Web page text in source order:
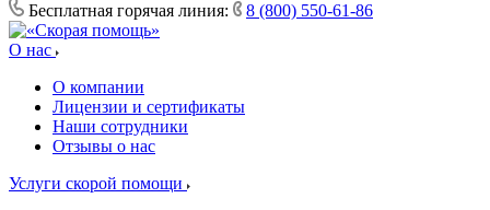
Бесплатная горячая линия: 8 (800) 550-61-86
О нас
О компании
Лицензии и сертификаты
Наши сотрудники
Отзывы о нас
Услуги скорой помощи